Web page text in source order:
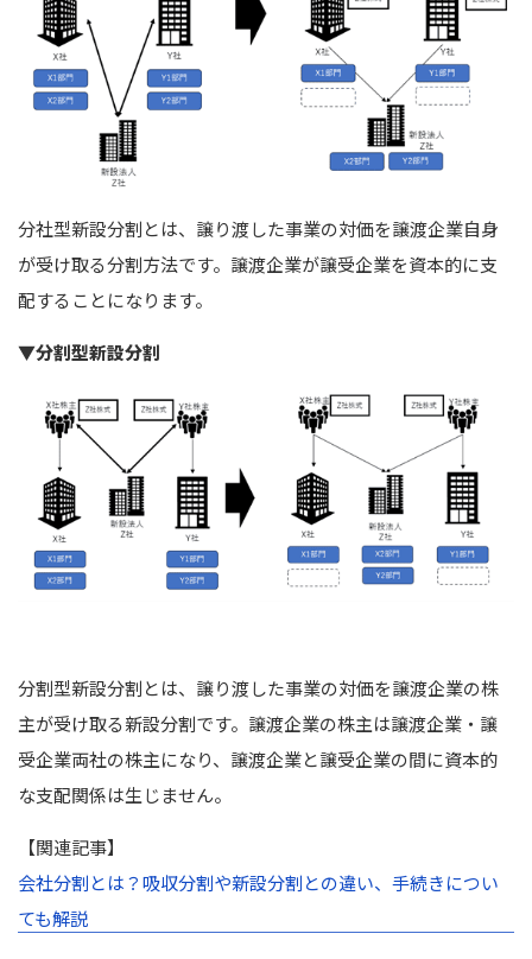
分社型新設分割とは、譲り渡した事業の対価を譲渡企業自身
が受け取る分割方法です。譲渡企業が譲受企業を資本的に支
配することになります。
▼分割型新設分割
分割型新設分割とは、譲り渡した事業の対価を譲渡企業の株
主が受け取る新設分割です。 譲渡企業の株主は譲渡企業・譲
受企業両社の株主になり、譲渡企業と譲受企業の間に資本的
な支配関係は生じません。
【関連記事】
会社分割とは？吸収分割や新設分割との違い、手続きについ
ても解説